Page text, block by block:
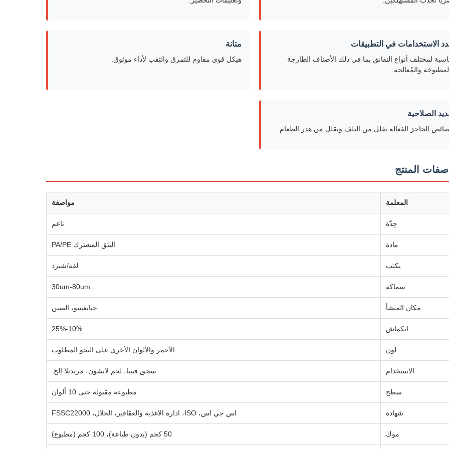
الاستخدامات في التطبيقات
لمختلف أنواع النقانق بما في ذلك الأصناف الطازجة
والمُعالجة.
متانة
هيكل قوي مقاوم للتمزق والثقب لأداء موثوق.
الصلاحية
الحاجز الفعالة تقلل من التلف وتقلل من هدر الطعام.
المنتج
المعلمة مواصفة
حِدّة ناعم
مادة البثق المشترك PA/PE
يكتب لفة/شيرد
سماكة 30um-80um
مكان المنشأ جيانغسو، الصين
انكماش 10%-25%
لون الأحمر والألوان الأخرى على النحو المطلوب
الاستخدام سجق فيينا، لحم لانشون، مرتديلا إلخ.
سطح مطبوعة مقبولة حتى 10 ألوان
شهادة اس جي اس، ISO، ادارة الاغذية والعقاقير، الحلال، FSSC22000
موك 50 كجم (بدون طباعة)، 100 كجم (مطبوع)